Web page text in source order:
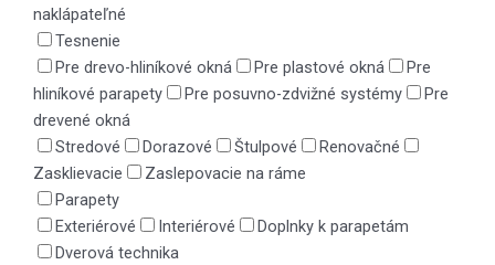
naklápateľné
Tesnenie
Pre drevo-hliníkové okná
Pre plastové okná
Pre
hliníkové parapety
Pre posuvno-zdvižné systémy
Pre
drevené okná
Stredové
Dorazové Štulpové
Renovačné
Zasklievacie
Zaslepovacie na ráme
Parapety
Exteriérové
Interiérové
Doplnky k parapetám
Dverová technika